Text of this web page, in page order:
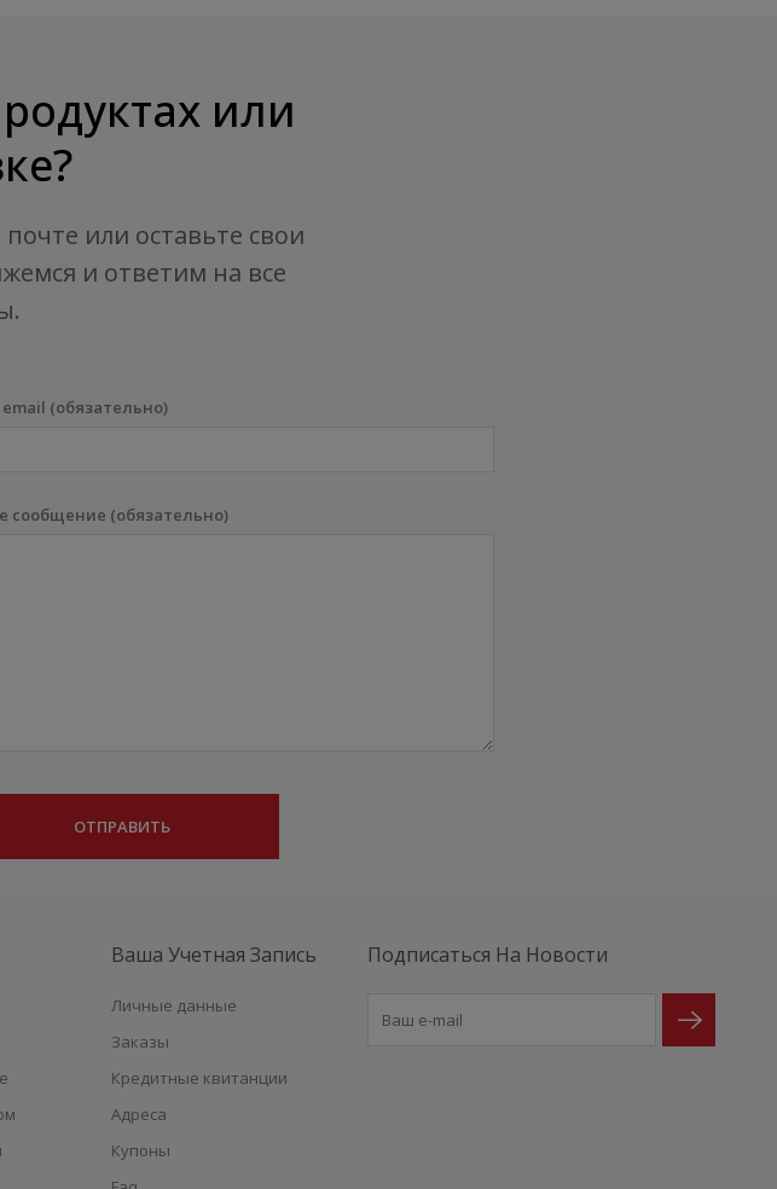
или
или оставьте свои
и ответим на все
(обязательно)
сообщение (обязательно)
Ваша Учетная Запись
Личные данные
Заказы
Кредитные квитанции
Адреса
Купоны
Подписаться На Новости